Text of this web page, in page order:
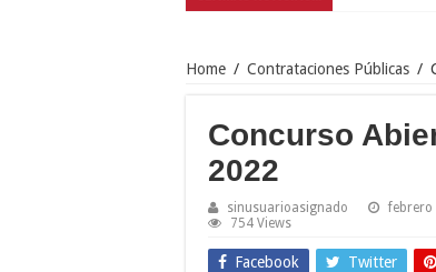
Home / Contrataciones Públicas /
Concurso
2022
sinusuarioasignado febrero
754 Views
Facebook Twitter